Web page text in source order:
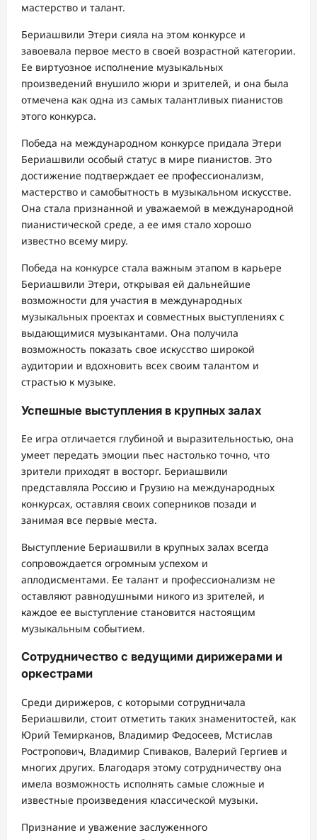
мастерство и талант.
Бериашвили Этери сияла на этом конкурсе и
завоевала первое место в своей возрастной категории.
Ее виртуозное исполнение музыкальных
произведений внушило жюри и зрителей, и она была
отмечена как одна из самых талантливых пианистов
этого конкурса.
Победа на международном конкурсе придала Этери
Бериашвили особый статус в мире пианистов. Это
достижение подтверждает ее профессионализм,
мастерство и самобытность в музыкальном искусстве.
Она стала признанной и уважаемой в международной
пианистической среде, а ее имя стало хорошо
известно всему миру.
Победа на конкурсе стала важным этапом в карьере
Бериашвили Этери, открывая ей дальнейшие
возможности для участия в международных
музыкальных проектах и совместных выступлениях с
выдающимися музыкантами. Она получила
возможность показать свое искусство широкой
аудитории и вдохновить всех своим талантом и
страстью к музыке.
Успешные выступления в крупных залах
Ее игра отличается глубиной и выразительностью, она
умеет передать эмоции пьес настолько точно, что
зрители приходят в восторг. Бериашвили
представляла Россию и Грузию на международных
конкурсах, оставляя своих соперников позади и
занимая все первые места.
Выступление Бериашвили в крупных залах всегда
сопровождается огромным успехом и
аплодисментами. Ее талант и профессионализм не
оставляют равнодушными никого из зрителей, и
каждое ее выступление становится настоящим
музыкальным событием.
Сотрудничество с ведущими дирижерами и
оркестрами
Среди дирижеров, с которыми сотрудничала
Бериашвили, стоит отметить таких знаменитостей, как
Юрий Темирканов, Владимир Федосеев, Мстислав
Ростропович, Владимир Спиваков, Валерий Гергиев и
многих других. Благодаря этому сотрудничеству она
имела возможность исполнять самые сложные и
известные произведения классической музыки.
Признание и уважение заслуженного